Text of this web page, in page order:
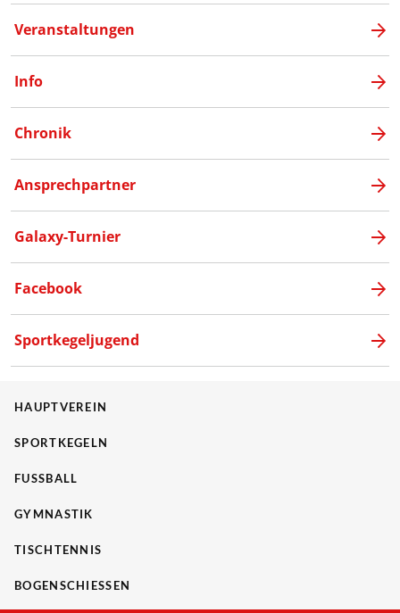
Veranstaltungen
Info
Chronik
Ansprechpartner
Galaxy-Turnier
Facebook
Sportkegeljugend
HAUPTVEREIN
SPORTKEGELN
FUSSBALL
GYMNASTIK
TISCHTENNIS
BOGENSCHIESSEN